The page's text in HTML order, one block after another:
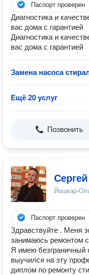
Паспорт проверен
Диагностика и
вас дома с гарантией
Диагностика и
вас дома с гарантией
Замена насоса
Ещё 20 услуг
Позвонить
Йошкар-
Паспорт проверен
Здравствуйте . Меня
занимаюсь ремонтом
Я имею безграничный
выучился на эту
диплом по ремонту